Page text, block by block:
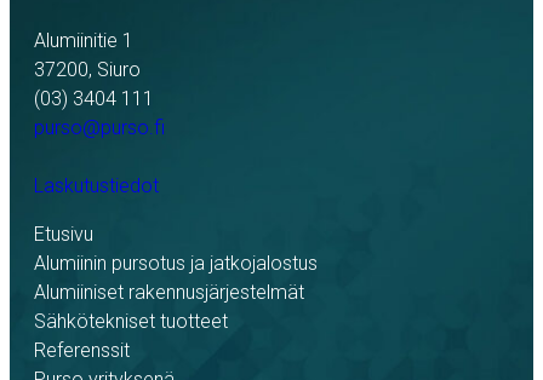
Alumiinitie 1
37200, Siuro
(03) 3404 111
purso@purso.fi
Laskutustiedot
Etusivu
Alumiinin pursotus ja jatkojalostus
Alumiiniset rakennusjärjestelmät
Sähkötekniset tuotteet
Referenssit